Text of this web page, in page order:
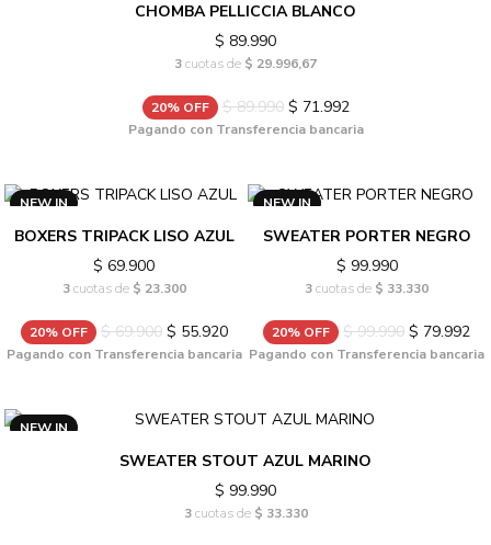
CHOMBA PELLICCIA BLANCO
$ 89.990
3cuotas de $ 29.996,67
20% OFF $ 89.990$ 71.992
Pagando con Transferencia bancaria
NEW IN
BOXERS TRIPACK LISO AZUL
$ 69.900
3cuotas de $ 23.300
20% OFF $ 69.900$ 55.920
Pagando con Transferencia bancaria
NEW IN
SWEATER PORTER NEGRO
$ 99.990
3cuotas de $ 33.330
20% OFF $ 99.990 $ 79.992
Pagando con Transferencia bancaria
NEW IN
SWEATER STOUT AZUL MARINO
$ 99.990
3cuotas de $ 33.330